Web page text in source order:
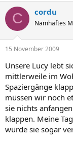
C cordu
Namhaftes
15 November 2009
Unsere Lucy lebt
mittlerweile im
Spaziergänge
müssen wir noch
sie nichts
klappen. Meine
würde sie sogar